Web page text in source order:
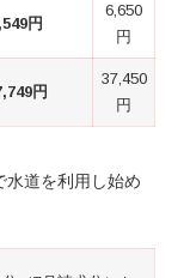
円
6,650
円
円
37,450
円
水道を利用し始め